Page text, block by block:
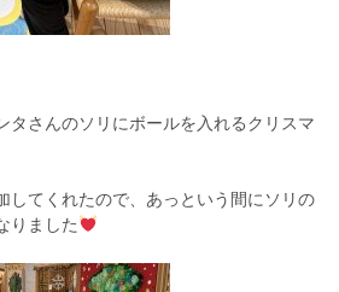
タさんのソリにボールを入れるクリスマ
してくれたので、あっという間にソリの
りました